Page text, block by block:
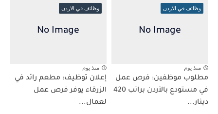
وظائف في الاردن
منذ يوم
مطلوب موظفين: فرص عمل
في مستودع بالأردن براتب 420
دينار...
وظائف في الاردن
منذ يوم
إعلان توظيف: مطعم رائد في
الزرقاء يوفر فرص عمل
لعمال...